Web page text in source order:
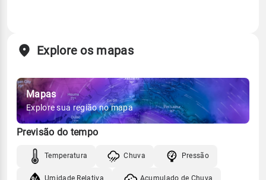
Explore os mapas
Mapas
Explore sua região no mapa
Previsão do tempo
Temperatura Chuva Pressão